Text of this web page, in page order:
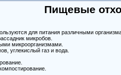
Пищевые
для питания различными
микробов.
микроорганизмами.
углекислый газ и вода.